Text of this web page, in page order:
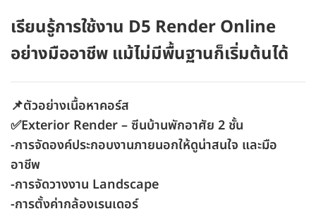
เรียนรู้การใช้งาน D5 Render Online
อย่างมืออาชีพ แม้ไม่มีพื้นฐานก็เริ่มต้นได้
📌ตัวอย่างเนื้อหาคอร์ส
✅Exterior Render – ซีนบ้านพักอาศัย 2 ชั้น
-การจัดองค์ประกอบงานภายนอกให้ดูน่าสนใจ และมือ
อาชีพ
-การจัดวางงาน Landscape
-การตั้งค่ากล้องเรนเดอร์